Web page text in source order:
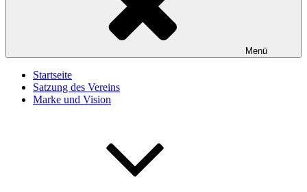
Menü
Startseite
Satzung des Vereins
Marke und Vision